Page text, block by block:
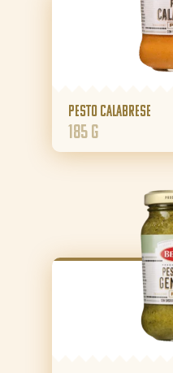
Pesto Calabrese
185 g